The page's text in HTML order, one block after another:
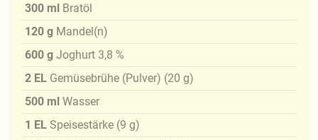
300 ml Bratöl
120 g Mandel(n)
600 g Joghurt 3,8 %
2 EL Gemüsebrühe (Pulver) (20 g)
500 ml Wasser
1 EL Speisestärke (9 g)